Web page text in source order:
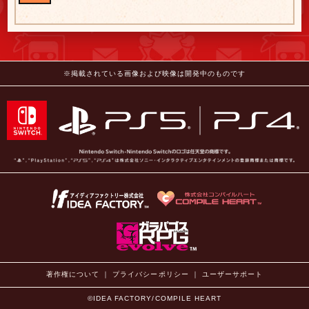
※掲載されている画像および映像は開発中のものです
著作権について ｜ プライバシーポリシー ｜ ユーザーサポート
©IDEA FACTORY/COMPILE HEART